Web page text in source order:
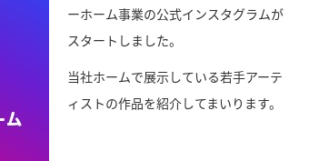
ーホーム事業の公式インスタグラムが
スタートしました。
当社ホームで展示している若手アーテ
ィストの作品を紹介してまいります。